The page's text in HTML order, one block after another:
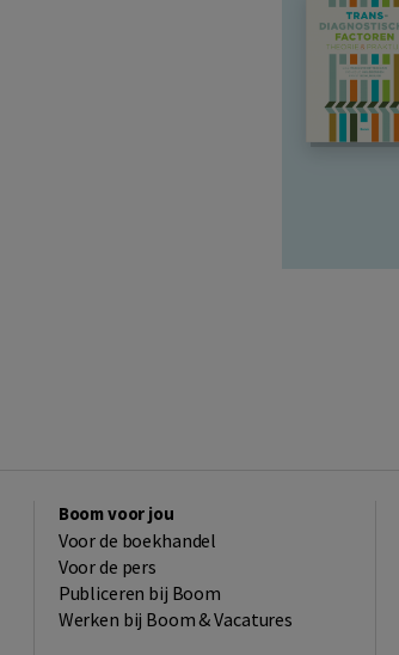
Boom voor jou
Voor de boekhandel
Voor de pers
Publiceren bij Boom
Werken bij Boom & Vacatures